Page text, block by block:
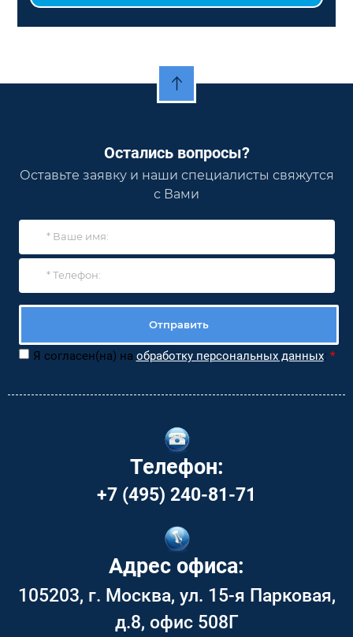
Остались вопросы?
Оставьте заявку и наши специалисты свяжутся
с Вами
Отправить
Я согласен(на) на обработку персональных данных: *
Телефон:
+7 (495) 240-81-71
Адрес офиса:
105203, г. Москва, ул. 15-я Парковая,
д.8, офис 508Г